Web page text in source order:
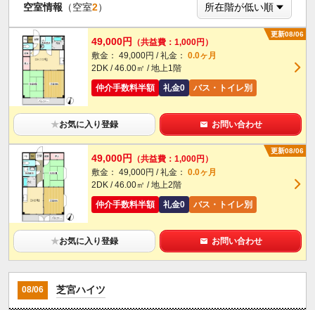
空室情報 （空室2）
更新08/06
49,000円
（共益費：1,000円）
敷金： 49,000円 / 礼金： 0.0ヶ月
2DK / 46.00㎡ / 地上1階
仲介手数料半額
礼金0 バス・トイレ別
★お気に入り登録 お問い合わせ
更新08/06
49,000円
（共益費：1,000円）
敷金： 49,000円 / 礼金： 0.0ヶ月
2DK / 46.00㎡ / 地上2階
仲介手数料半額
礼金0 バス・トイレ別
★お気に入り登録 お問い合わせ
08/06 芝宮ハイツ